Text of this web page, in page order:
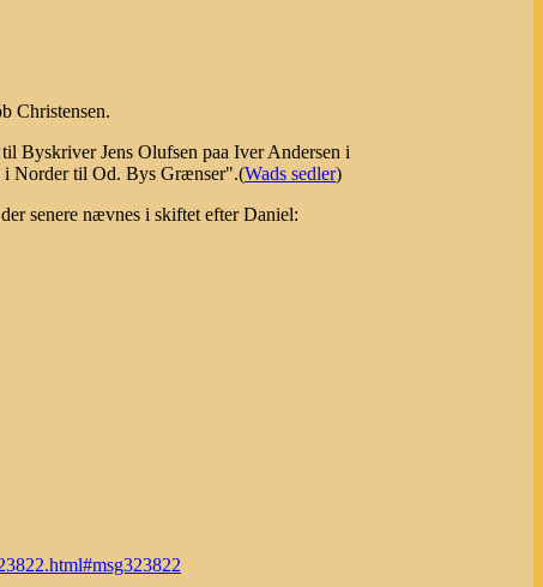
Christensen.
Byskriver Jens Olufsen paa Iver Andersen i
i Norder til Od. Bys Grænser".(Wads sedler)
senere nævnes i skiftet efter Daniel: